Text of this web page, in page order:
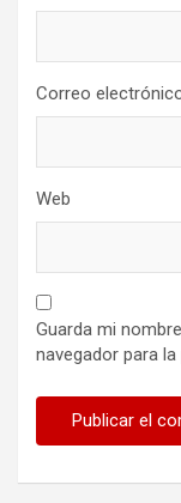
Correo
Web
Guarda mi
navegador para